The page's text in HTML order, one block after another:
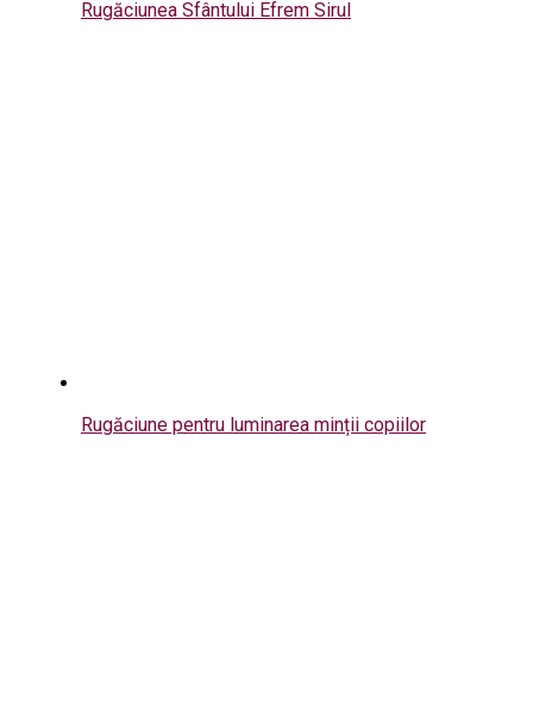
Rugăciunea Sfântului Efrem Sirul
Rugăciune pentru luminarea minții copiilor